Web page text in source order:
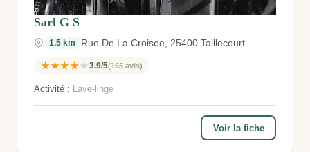
Sarl G S
1.5 km Rue De La Croisee, 25400 Taillecourt
★★★★★3.9/5(165 avis)
Activité : Lave-linge
Voir la fiche